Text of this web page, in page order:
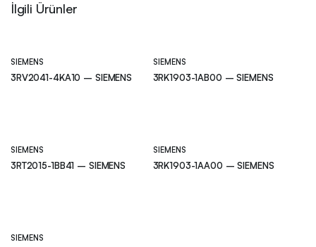
İlgili Ürünler
SIEMENS
3RV2041-4KA10 – SIEMENS
SIEMENS
3RK1903-1AB00 – SIEMENS
SIEMENS
3RT2015-1BB41 – SIEMENS
SIEMENS
3RK1903-1AA00 – SIEMENS
SIEMENS